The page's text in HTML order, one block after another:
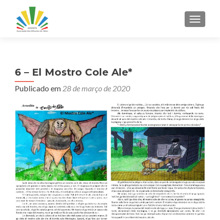
6 – El Mostro Cole Ale*
Publicado em 28 de março de 2020